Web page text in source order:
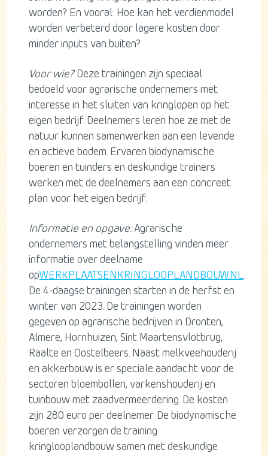
worden? En vooral: Hoe kan het verdienmodel
worden verbeterd door lagere kosten door
minder inputs van buiten?
Voor wie?Deze trainingen zijn speciaal
bedoeld voor agrarische ondernemers met
interesse in het sluiten van kringlopen op het
eigen bedrijf. Deelnemers leren hoe ze met de
natuur kunnen samenwerken aan een levende
en actieve bodem. Ervaren biodynamische
boeren en tuinders en deskundige trainers
werken met de deelnemers aan een concreet
plan voor het eigen bedrijf.
Informatie en opgave:Agrarische
ondernemers met belangstelling vinden meer
informatie over deelname
opWERKPLAATSENKRINGLOOPLANDBOUW.NL.
De 4-daagse trainingen starten in de herfst en
winter van 2023. De trainingen worden
gegeven op agrarische bedrijven in Dronten,
Almere, Hornhuizen, Sint Maartensvlotbrug,
Raalte en Oostelbeers. Naast melkveehouderij
en akkerbouw is er speciale aandacht voor de
sectoren bloembollen, varkenshouderij en
tuinbouw met zaadvermeerdering. De kosten
zijn 280 euro per deelnemer. De biodynamische
boeren verzorgen de training
kringlooplandbouw samen met deskundige